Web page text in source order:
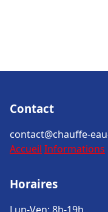
Contact
contact@chauffe-
Accueil Informations
Horaires